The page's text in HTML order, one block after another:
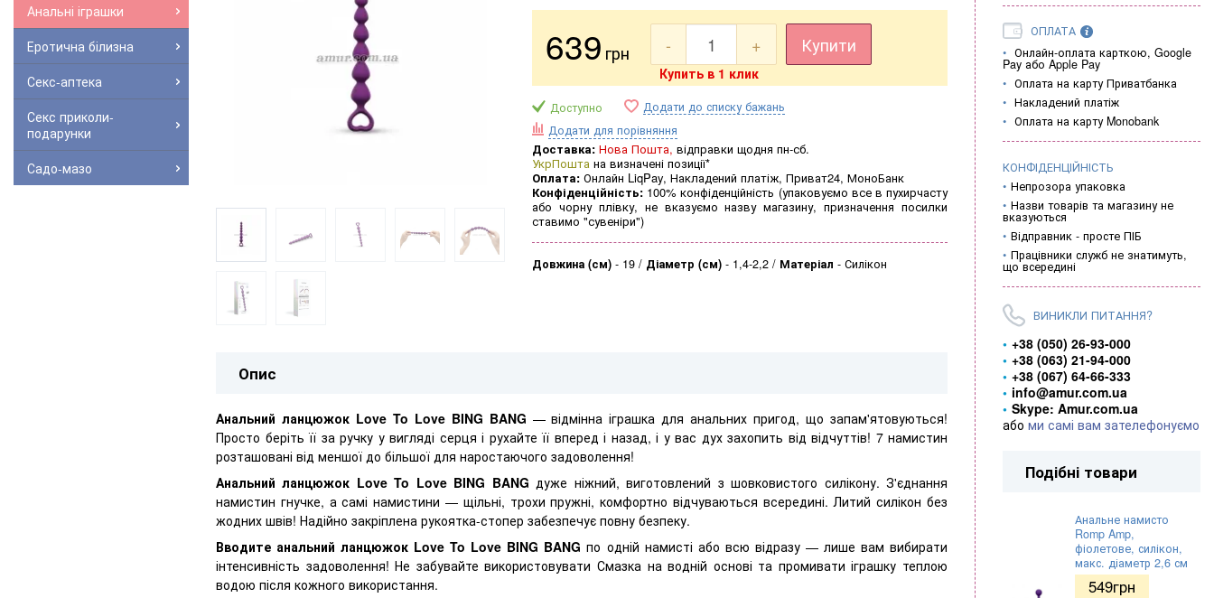
Анальні іграшки
Еротична білизна
Секс-аптека
Секс приколи-
подарунки
Садо-мазо
639 грн - + Купити
Купить в 1 клик
Доступно
Додати до списку бажань
Додати для порівняння
Доставка: Нова Пошта, відправки щодня пн-сб.
УкрПошта на визначені позиції*
Оплата: Онлайн LiqPay, Накладений платіж, Приват24, МоноБанк
Конфіденційність: 100% конфіденційність (упаковуємо все в пухирчасту
або чорну плівку, не вказуємо назву магазину, призначення посилки
ставимо "сувеніри")
Довжина (см) - 19 Діаметр (см) - 1,4-2,2 Матеріал - Силікон
Опис
Анальний ланцюжок Love To Love BING BANG — відмінна іграшка для анальних пригод, що запам'ятовуються!
Просто беріть її за ручку у вигляді серця і рухайте її вперед і назад, і у вас дух захопить від відчуттів! 7 намистин
розташовані від меншої до більшої для наростаючого задоволення!
Анальний ланцюжок Love To Love BING BANG дуже ніжний, виготовлений з шовковистого силікону. З'єднання
намистин гнучке, а самі намистини — щільні, трохи пружні, комфортно відчуваються всередині. Литий силікон без
жодних швів! Надійно закріплена рукоятка-стопер забезпечує повну безпеку.
Вводите анальний ланцюжок Love To Love BING BANG по одній намисті або всю відразу — лише вам вибирати
інтенсивність задоволення! Не забувайте використовувати Смазка на водній основі та промивати іграшку теплою
водою після кожного використання.
ОПЛАТА
Онлайн-оплата карткою, Google
Pay або Apple Pay
Оплата на карту Приватбанка
Накладений платіж
Оплата на карту Monobank
КОНФІДЕНЦІЙНІСТЬ
Непрозора упаковка
Назви товарів та магазину не
вказуються
Відправник - просте ПІБ
Працівники служб не знатимуть,
що всередині
ВИНИКЛИ ПИТАННЯ?
+38 (050) 26-93-000
+38 (063) 21-94-000
+38 (067) 64-66-333
info@amur.com.ua
Skype: Amur.com.ua
або ми самі вам зателефонуємо
Подібні товари
Анальне намисто
Romp Amp,
фіолетове, силікон,
макс. діаметр 2,6 см
549грн